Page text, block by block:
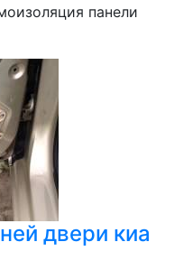
панели
двери киа